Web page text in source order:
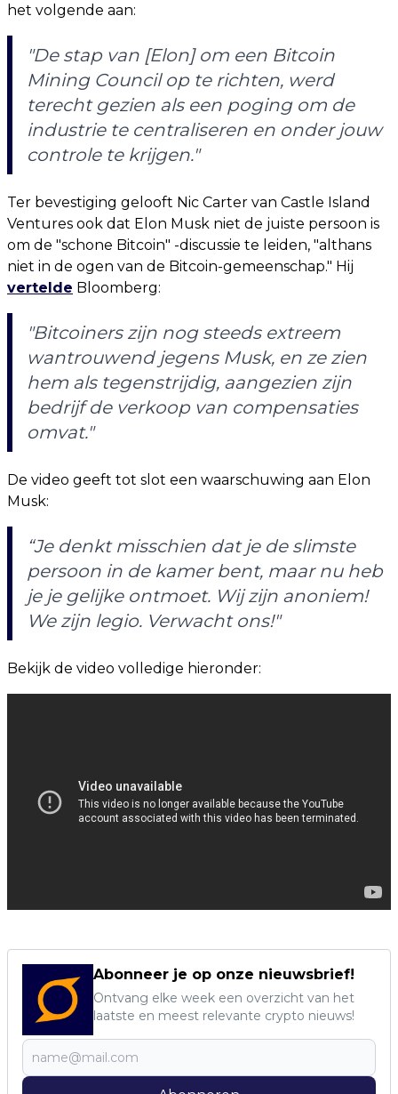
het volgende aan:
"De stap van [Elon] om een ​​Bitcoin
Mining Council op te richten, werd
terecht gezien als een poging om de
industrie te centraliseren en onder jouw
controle te krijgen."
Ter bevestiging gelooft Nic Carter van Castle Island
Ventures ook dat Elon Musk niet de juiste persoon is
om de "schone Bitcoin" -discussie te leiden, "althans
niet in de ogen van de Bitcoin-gemeenschap." Hij
vertelde Bloomberg:
"Bitcoiners zijn nog steeds extreem
wantrouwend jegens Musk, en ze zien
hem als tegenstrijdig, aangezien zijn
bedrijf de verkoop van compensaties
omvat."
De video geeft tot slot een waarschuwing aan Elon
Musk:
“Je denkt misschien dat je de slimste
persoon in de kamer bent, maar nu heb
je je gelijke ontmoet. Wij zijn anoniem!
We zijn legio. Verwacht ons!"
Bekijk de video volledige hieronder:
Abonneer je op onze nieuwsbrief!
Ontvang elke week een overzicht van het
laatste en meest relevante crypto nieuws!